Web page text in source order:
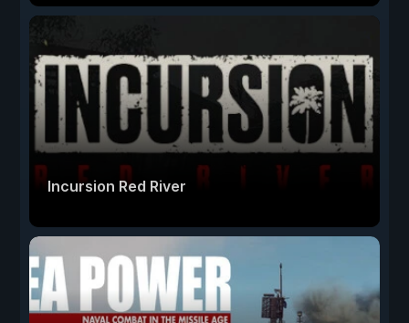
Incursion Red River